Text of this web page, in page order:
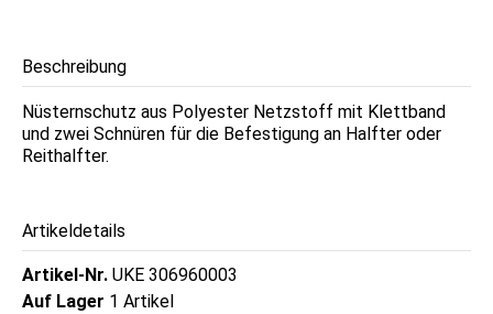
Beschreibung
Nüsternschutz aus Polyester Netzstoff mit Klettband
und zwei Schnüren für die Befestigung an Halfter oder
Reithalfter.
Artikeldetails
Artikel-Nr. UKE 306960003
Auf Lager 1 Artikel